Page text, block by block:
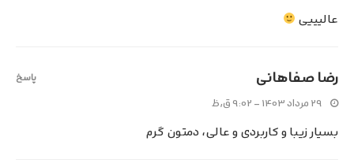
عالیییی
رضا صفاهانی
۲۹ مرداد ۱۴۰۳ - ۹:۰۲ ق٫ظ
بسیار زیبا و کاربردی و عالی، دمتون گرم
پاسخ